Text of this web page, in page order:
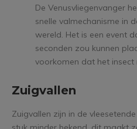
De Venusvliegenvanger
snelle valmechanisme in
wereld. Het is een event
seconden zou kunnen
voorkomen dat het insect
Zuigvallen
Zuigvallen zijn in de